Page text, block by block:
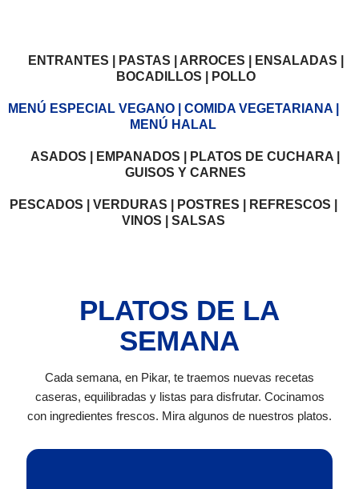
ENTRANTES | PASTAS | ARROCES | ENSALADAS |
BOCADILLOS | POLLO
MENÚ ESPECIAL VEGANO | COMIDA VEGETARIANA |
MENÚ HALAL
ASADOS | EMPANADOS | PLATOS DE CUCHARA |
GUISOS Y CARNES
PESCADOS | VERDURAS | POSTRES | REFRESCOS |
VINOS | SALSAS
PLATOS DE LA
SEMANA
Cada semana, en Pikar, te traemos nuevas recetas
caseras, equilibradas y listas para disfrutar. Cocinamos
con ingredientes frescos. Mira algunos de nuestros platos.